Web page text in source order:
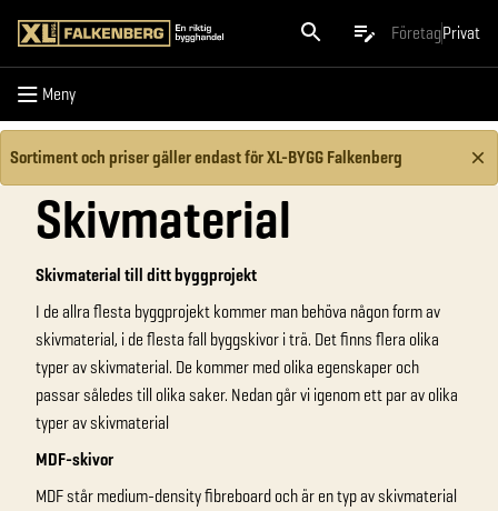
FöretagPrivat
Meny
Meny
Sortiment och priser gäller endast för XL-BYGG Falkenberg
Skivmaterial
Skivmaterial till ditt byggprojekt
I de allra flesta byggprojekt kommer man behöva någon form av
skivmaterial, i de flesta fall byggskivor i trä. Det finns flera olika
typer av skivmaterial. De kommer med olika egenskaper och
passar således till olika saker. Nedan går vi igenom ett par av olika
typer av skivmaterial
MDF-skivor
MDF står medium-density fibreboard och är en typ av skivmaterial